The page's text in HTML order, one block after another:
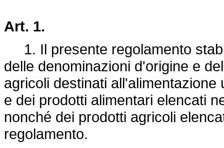
Art. 1.
1. Il presente regolamento
delle denominazioni d'origine e
agricoli destinati
e dei prodotti alimentari elencati
nonché dei prodotti agricoli
regolamento.